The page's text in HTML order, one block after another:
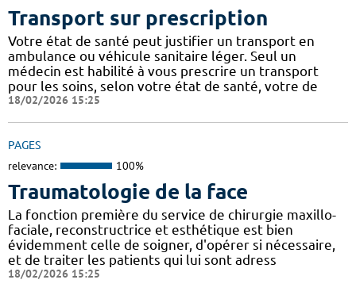
Transport sur prescription
Votre état de santé peut justifier un transport en
ambulance ou véhicule sanitaire léger. Seul un
médecin est habilité à vous prescrire un transport
pour les soins, selon votre état de santé, votre de
18/02/2026 15:25
PAGES
relevance: 100%
Traumatologie de la face
La fonction première du service de chirurgie maxillo-
faciale, reconstructrice et esthétique est bien
évidemment celle de soigner, d'opérer si nécessaire,
et de traiter les patients qui lui sont adress
18/02/2026 15:25